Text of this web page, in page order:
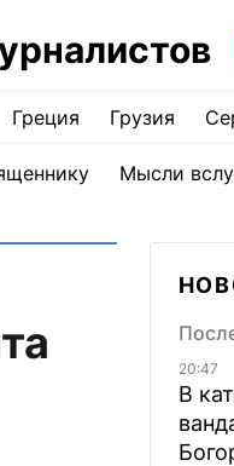
Греция Грузия
Мысли
20:47
В